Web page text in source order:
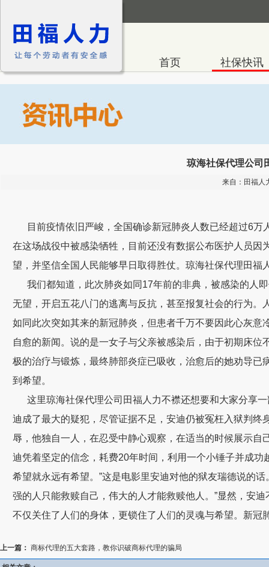
首页 社保快讯
琼海社保代理公司
来自：田
目前疫情依旧严峻，全国确诊新冠肺炎人数已经超过6万
在这场战役中被感染牺牲，目前还没有数据公布医护人员
望，并坚信全国人民能够早日取得胜仗。琼海社保代理田
我们都知道，此次肺炎如同 17年前的非典，被感染的人
无望，开启五花八门的逃离与反抗，甚至报复社会的行为
如同此次突如其来的新冠肺炎，但患者千万不要因此心灰
自愈的新闻。说的是一女子与父亲被感染后，由于初期床
极的治疗与锻炼，最终肺部炎症已吸收，治愈后的她劝导
到希望。
这里琼海社保代理公司田福人力不襟还想要和大家分享
迪成了最大的疑犯，尽管证据不足，安迪仍被冤枉入狱判
辱，他独自一人，在忍受中静心观察，在适当的时候展示
迪凭着坚定的信念，耗费20年时间，利用一个小锤子并成功
希望就永远有希望。”这是电影里安迪对他的狱友瑞德说的
强的人只能救赎自己，伟大的人才能救赎他人。”显然，安
不仅关住了人们的身体，更锁住了人们的灵魂与希望。新
上一篇： 商标代理的五大套路，教你识破商标代理的骗局